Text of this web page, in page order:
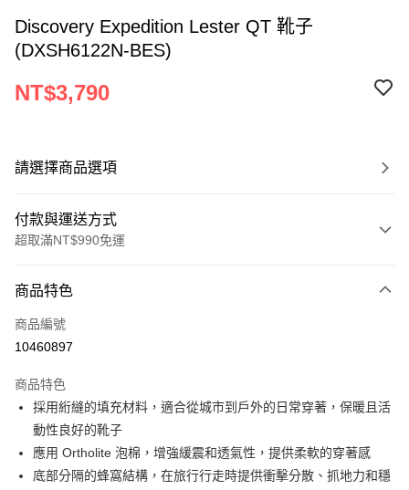
Discovery Expedition Lester QT 靴子
(DXSH6122N-BES)
NT$3,790
請選擇商品選項
付款與運送方式
超取滿NT$990免運
信用卡一次付款
超商取貨付款
Apple Pay
運送方式
全家取貨付款<未取貨列黑名單/不支援離島取退>
商品特色
商品編號
10460897
商品特色
採用絎縫的填充材料，適合從城市到戶外的日常穿著，保暖且活
動性良好的靴子
應用 Ortholite 泡棉，增強緩震和透氣性，提供柔軟的穿著感
底部分隔的蜂窩結構，在旅行行走時提供衝擊分散、抓地力和穩